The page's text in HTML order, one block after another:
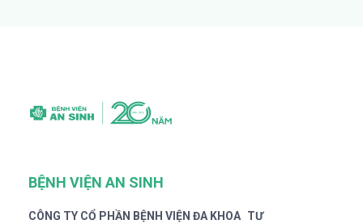
BỆNH VIỆN AN SINH
CÔNG TY CỔ PHẦN BỆNH VIỆN ĐA KHOA TƯ